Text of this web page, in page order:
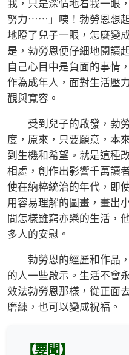
我，只是深情地看我一眼
努力⋯⋯」咦！勃勞恩想
地瞪了兒子一眼，怎麼變
是，勃勞恩便仔細地閱讀
自己心目中是負面的事情
作為成年人，面對生活壓
觀與寬容。
受到兒子的啟發，勃勞
度，原來，只要願意，本
到生機和希望。就是這種
相處，創作出影響千萬讀
使在納粹統治的年代，即
用容易理解的圖畫，畫出
間怎樣雖窮亦樂的生活，
多人的安慰。
勃勞恩的經歷和作品，
的人一些啟示。生活不會
效法勃勞恩那樣，從正面
磨練，也可以變成祝福。
【要聞】